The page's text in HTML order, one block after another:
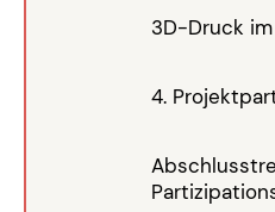
3D-Druck
4.